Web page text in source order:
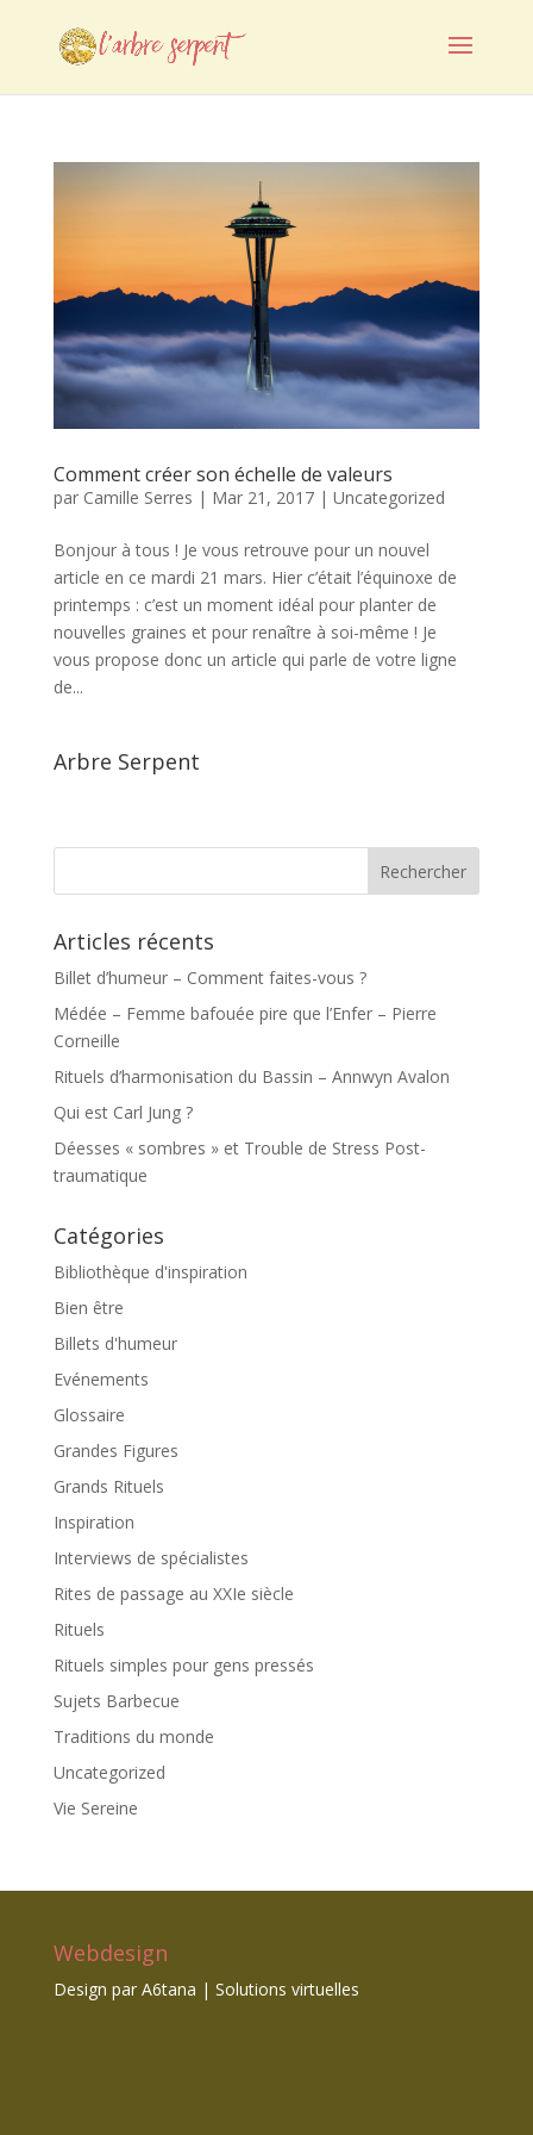
Comment créer son échelle de valeurs
par Camille Serres | Mar 21, 2017| Uncategorized
Bonjour à tous ! Je vous retrouve pour un nouvel
article en ce mardi 21 mars. Hier c’était l’équinoxe de
printemps : c’est un moment idéal pour planter de
nouvelles graines et pour renaître à soi-même ! Je
vous propose donc un article qui parle de votre ligne
de...
Arbre Serpent
Articles récents
Billet d’humeur – Comment faites-vous ?
Médée – Femme bafouée pire que l’Enfer – Pierre
Corneille
Rituels d’harmonisation du Bassin – Annwyn Avalon
Qui est Carl Jung ?
Déesses « sombres » et Trouble de Stress Post-
traumatique
Catégories
Bibliothèque d'inspiration
Bien être
Billets d'humeur
Evénements
Glossaire
Grandes Figures
Grands Rituels
Inspiration
Interviews de spécialistes
Rites de passage au XXIe siècle
Rituels
Rituels simples pour gens pressés
Sujets Barbecue
Traditions du monde
Uncategorized
Vie Sereine
Webdesign
Design par A6tana | Solutions virtuelles